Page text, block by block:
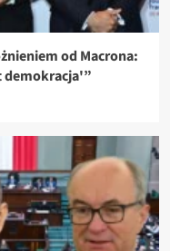
od Macrona:
demokracja'”